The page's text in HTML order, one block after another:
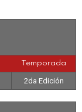
Temporada
2da Edición